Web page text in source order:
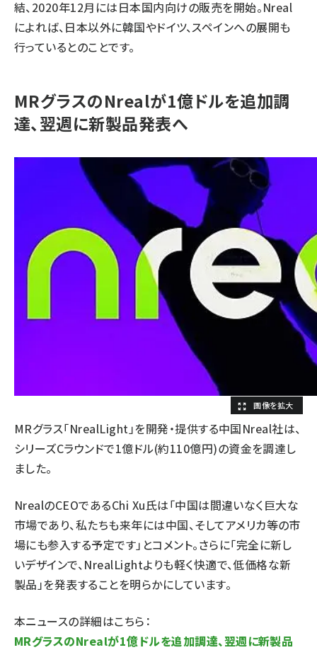
結、2020年12月には日本国内向けの販売を開始。Nreal
によれば、日本以外に韓国やドイツ、スペインへの展開も
行っているとのことです。
MRグラスのNrealが1億ドルを追加調
達、翌週に新製品発表へ
MRグラス「NrealLight」を開発・提供する中国Nreal社は、
シリーズCラウンドで1億ドル(約110億円)の資金を調達し
ました。
NrealのCEOであるChi Xu氏は「中国は間違いなく巨大な
市場であり、私たちも来年には中国、そしてアメリカ等の市
場にも参入する予定です」とコメント。さらに「完全に新し
いデザインで、NrealLightよりも軽く快適で、低価格な新
製品」を発表することを明らかにしています。
本ニュースの詳細はこちら：
MRグラスのNrealが1億ドルを追加調達、翌週に新製品